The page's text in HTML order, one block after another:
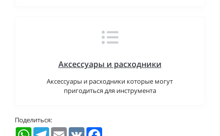
Аксессуары и расходники
Аксессуары и расходники которые могут
пригодиться для инструмента
Поделиться:
WhatsAppTelegramEmail VK